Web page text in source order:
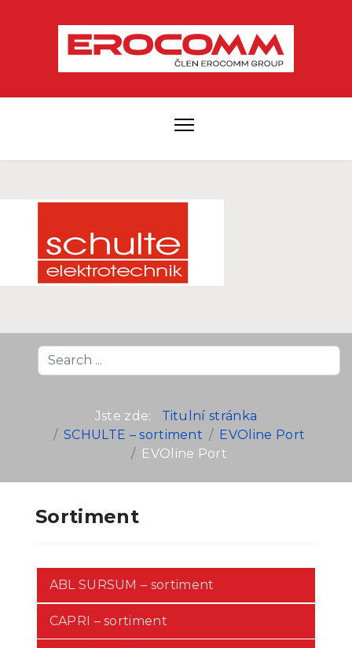
Search
...
Jste zde:
Titulní stránka
SCHULTE – sortiment
EVOline Port
EVOline Port
Sortiment
ABL SURSUM – sortiment
CAPRI – sortiment